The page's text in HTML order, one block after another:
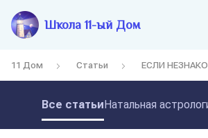
Школа 11-ый Дом
11 Дом Статьи ЕСЛИ
Все статьиНатальная